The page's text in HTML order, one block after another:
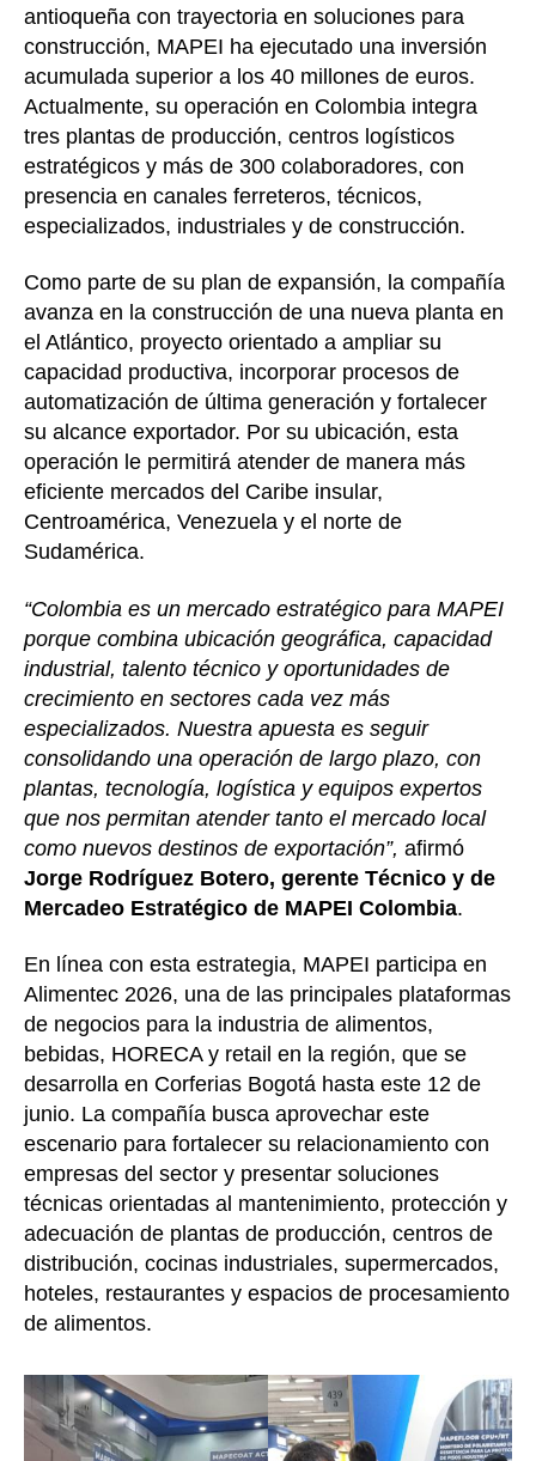
antioqueña con trayectoria en soluciones para
construcción, MAPEI ha ejecutado una inversión
acumulada superior a los 40 millones de euros.
Actualmente, su operación en Colombia integra
tres plantas de producción, centros logísticos
estratégicos y más de 300 colaboradores, con
presencia en canales ferreteros, técnicos,
especializados, industriales y de construcción.
Como parte de su plan de expansión, la compañía
avanza en la construcción de una nueva planta en
el Atlántico, proyecto orientado a ampliar su
capacidad productiva, incorporar procesos de
automatización de última generación y fortalecer
su alcance exportador. Por su ubicación, esta
operación le permitirá atender de manera más
eficiente mercados del Caribe insular,
Centroamérica, Venezuela y el norte de
Sudamérica.
“Colombia es un mercado estratégico para MAPEI
porque combina ubicación geográfica, capacidad
industrial, talento técnico y oportunidades de
crecimiento en sectores cada vez más
especializados. Nuestra apuesta es seguir
consolidando una operación de largo plazo, con
plantas, tecnología, logística y equipos expertos
que nos permitan atender tanto el mercado local
como nuevos destinos de exportación”, afirmó
Jorge Rodríguez Botero, gerente Técnico y de
Mercadeo Estratégico de MAPEI Colombia.
En línea con esta estrategia, MAPEI participa en
Alimentec 2026, una de las principales plataformas
de negocios para la industria de alimentos,
bebidas, HORECA y retail en la región, que se
desarrolla en Corferias Bogotá hasta este 12 de
junio. La compañía busca aprovechar este
escenario para fortalecer su relacionamiento con
empresas del sector y presentar soluciones
técnicas orientadas al mantenimiento, protección y
adecuación de plantas de producción, centros de
distribución, cocinas industriales, supermercados,
hoteles, restaurantes y espacios de procesamiento
de alimentos.